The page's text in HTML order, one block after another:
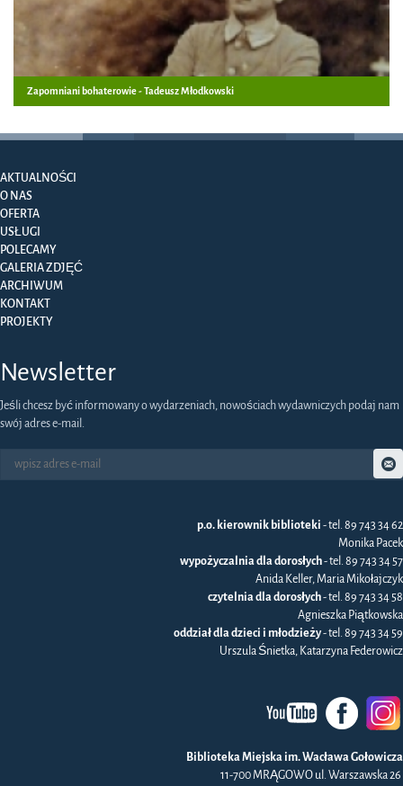
Zapomniani bohaterowie - Tadeusz Młodkowski
AKTUALNOŚCI
O NAS
OFERTA
USŁUGI
POLECAMY
GALERIA ZDJĘĆ
ARCHIWUM
KONTAKT
PROJEKTY
Newsletter
Jeśli chcesz być informowany o wydarzeniach, nowościach wydawniczych podaj nam
swój adres e-mail.
p.o. kierownik biblioteki - tel. 89 743 34 62
Monika Pacek
wypożyczalnia dla dorosłych- tel. 89 743 34 57
Anida Keller, Maria Mikołajczyk
czytelnia dla dorosłych- tel. 89 743 34 58
Agnieszka Piątkowska
oddział dla dzieci i młodzieży- tel. 89 743 34 59
Urszula Śnietka, Katarzyna Federowicz
Biblioteka Miejska im. Wacława Gołowicza
11-700 MRĄGOWO ul. Warszawska 26